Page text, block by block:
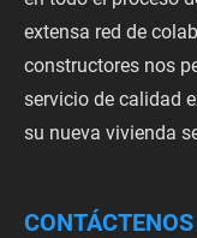
extensa red de
constructores nos
servicio de calidad
su nueva vivienda
CONTÁCTENOS